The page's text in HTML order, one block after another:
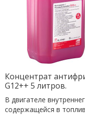
Концентрат
G12++ 5 литров.
В двигателе
содержащейся в